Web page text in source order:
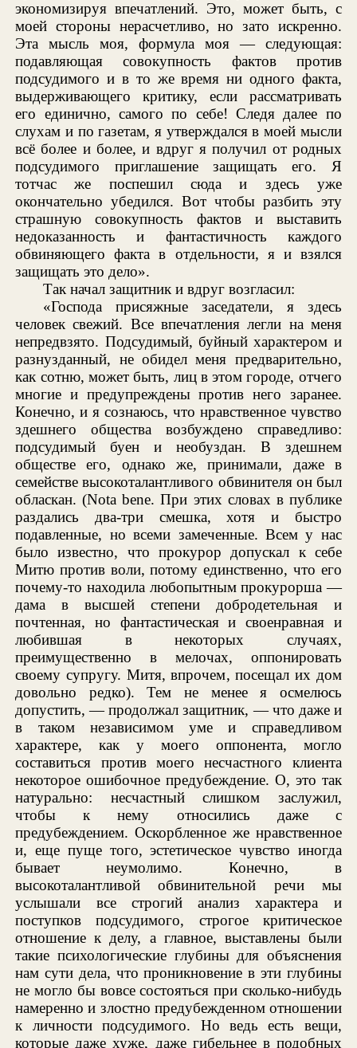
экономизируя впечатлений. Это, может быть, с
моей стороны нерасчетливо, но зато искренно.
Эта мысль моя, формула моя — следующая:
подавляющая совокупность фактов против
подсудимого и в то же время ни одного факта,
выдерживающего критику, если рассматривать
его единично, самого по себе! Следя далее по
слухам и по газетам, я утверждался в моей мысли
всё более и более, и вдруг я получил от родных
подсудимого приглашение защищать его. Я
тотчас же поспешил сюда и здесь уже
окончательно убедился. Вот чтобы разбить эту
страшную совокупность фактов и выставить
недоказанность и фантастичность каждого
обвиняющего факта в отдельности, я и взялся
защищать это дело».
Так начал защитник и вдруг возгласил:
«Господа присяжные заседатели, я здесь
человек свежий. Все впечатления легли на меня
непредвзято. Подсудимый, буйный характером и
разнузданный, не обидел меня предварительно,
как сотню, может быть, лиц в этом городе, отчего
многие и предупреждены против него заранее.
Конечно, и я сознаюсь, что нравственное чувство
здешнего общества возбуждено справедливо:
подсудимый буен и необуздан. В здешнем
обществе его, однако же, принимали, даже в
семействе высокоталантливого обвинителя он был
обласкан. (Nota bene. При этих словах в публике
раздались два-три смешка, хотя и быстро
подавленные, но всеми замеченные. Всем у нас
было известно, что прокурор допускал к себе
Митю против воли, потому единственно, что его
почему-то находила любопытным прокурорша —
дама в высшей степени добродетельная и
почтенная, но фантастическая и своенравная и
любившая в некоторых случаях,
преимущественно в мелочах, оппонировать
своему супругу. Митя, впрочем, посещал их дом
довольно редко). Тем не менее я осмелюсь
допустить, — продолжал защитник, — что даже и
в таком независимом уме и справедливом
характере, как у моего оппонента, могло
составиться против моего несчастного клиента
некоторое ошибочное предубеждение. О, это так
натурально: несчастный слишком заслужил,
чтобы к нему относились даже с
предубеждением. Оскорбленное же нравственное
и, еще пуще того, эстетическое чувство иногда
бывает неумолимо. Конечно, в
высокоталантливой обвинительной речи мы
услышали все строгий анализ характера и
поступков подсудимого, строгое критическое
отношение к делу, а главное, выставлены были
такие психологические глубины для объяснения
нам сути дела, что проникновение в эти глубины
не могло бы вовсе состояться при сколько-нибудь
намеренно и злостно предубежденном отношении
к личности подсудимого. Но ведь есть вещи,
которые даже хуже, даже гибельнее в подобных